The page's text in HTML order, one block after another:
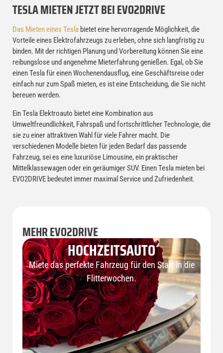
TESLA MIETEN JETZT BEI EVO2DRIVE
Das Mieten eines Tesla bietet eine hervorragende Möglichkeit, die
Vorteile eines Elektrofahrzeugs zu erleben, ohne sich langfristig zu
binden. Mit der richtigen Planung und Vorbereitung können Sie eine
reibungslose und angenehme Mieterfahrung genießen. Egal, ob Sie
einen Tesla für einen Wochenendausflug, eine Geschäftsreise oder
einfach nur zum Spaß mieten, es ist eine Entscheidung, die Sie nicht
bereuen werden.
Ein Tesla Elektroauto bietet eine Kombination aus
Umweltfreundlichkeit, Fahrspaß und fortschrittlicher Technologie, die
sie zu einer attraktiven Wahl für viele Fahrer macht. Die
verschiedenen Modelle bieten für jeden Bedarf das passende
Fahrzeug, sei es eine luxuriöse Limousine, ein praktischer
Mittelklassewagen oder ein geräumiger SUV. Einen Tesla mieten bei
EVO2DRIVE bedeutet immer maximal Service und Zufriedenheit.
MEHR EVO2DRIVE
HOCHZEITSAUTO
Miete das perfekte Fahrzeug für den Start in die
Flitterwochen.